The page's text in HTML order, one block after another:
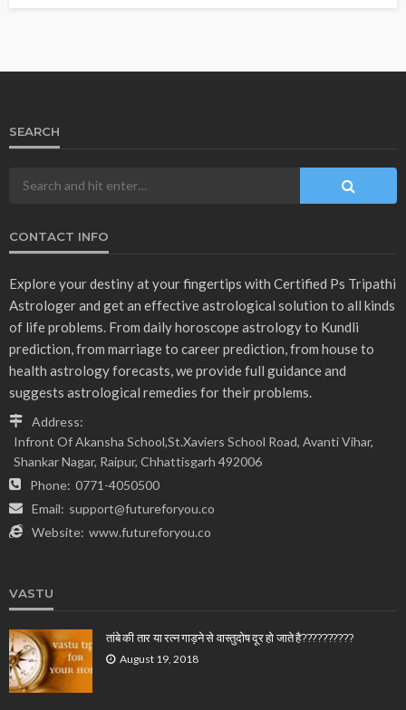
SEARCH
CONTACT INFO
Explore your destiny at your fingertips with Certified Ps Tripathi
Astrologer and get an effective astrological solution to all kinds
of life problems. From daily horoscope astrology to Kundli
prediction, from marriage to career prediction, from house to
health astrology forecasts, we provide full guidance and
suggests astrological remedies for their problems.
Address:
Infront Of Akansha School,St.Xaviers School Road, Avanti Vihar,
Shankar Nagar, Raipur, Chhattisgarh 492006
Phone: 0771-4050500
Email: support@futureforyou.co
Website: www.futureforyou.co
VASTU
तांबे की तार या रत्न गाड़ने से वास्तुदोष दूर हो जाते है??????????
August 19, 2018